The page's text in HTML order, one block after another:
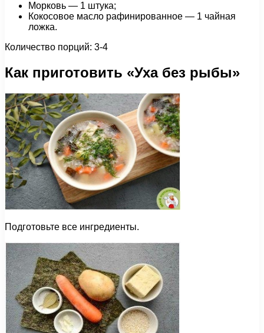
Морковь — 1 штука;
Кокосовое масло рафинированное — 1 чайная
ложка.
Количество порций: 3-4
Как приготовить «Уха без рыбы»
Подготовьте все ингредиенты.